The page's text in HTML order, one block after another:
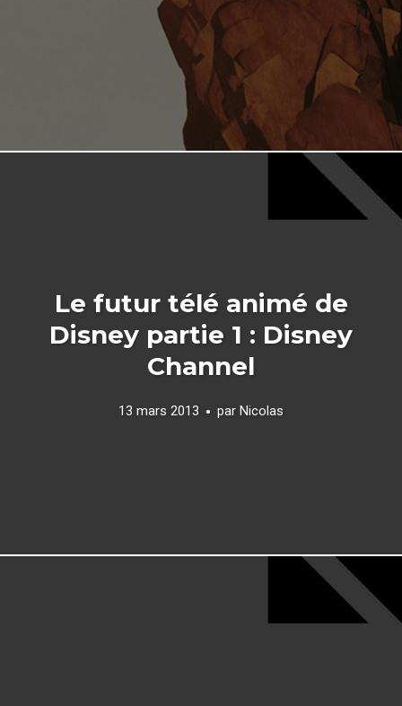
Le futur télé animé de
Disney partie 1 : Disney
Channel
13 mars 2013 par Nicolas